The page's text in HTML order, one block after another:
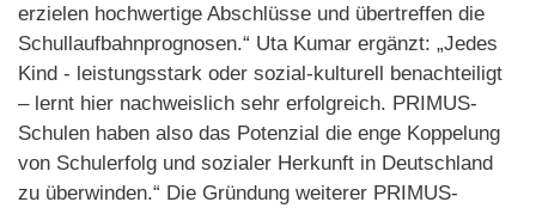
erzielen hochwertige Abschlüsse und übertreffen die
Schullaufbahnprognosen.“ Uta Kumar ergänzt: „Jedes
Kind - leistungsstark oder sozial-kulturell benachteiligt
– lernt hier nachweislich sehr erfolgreich. PRIMUS-
Schulen haben also das Potenzial die enge Koppelung
von Schulerfolg und sozialer Herkunft in Deutschland
zu überwinden.“ Die Gründung weiterer PRIMUS-